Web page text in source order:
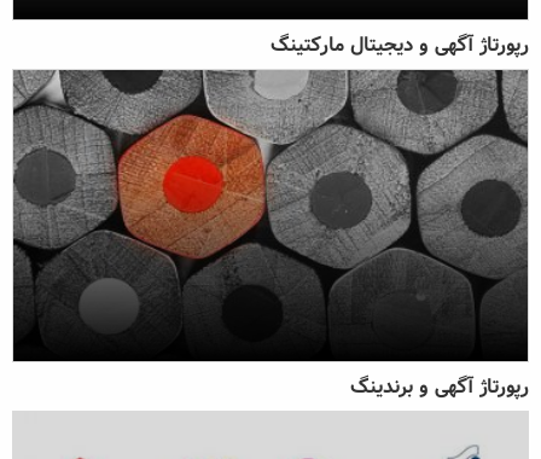
رپورتاژ آگهی و دیجیتال مارکتینگ
رپورتاژ آگهی و برندینگ